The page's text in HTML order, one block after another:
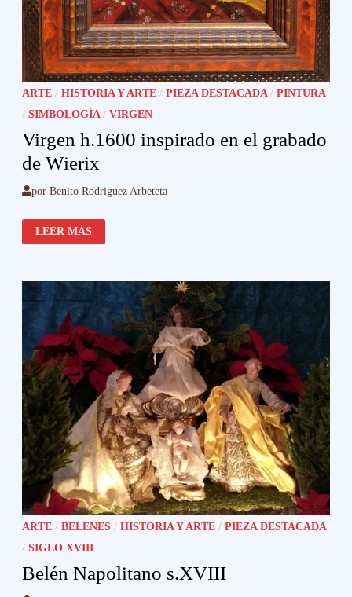
ARTE /HISTORIA Y ARTE /PIEZA DESTACADA /PINTURA
/SIMBOLOGÍA /VIRGEN
Virgen h.1600 inspirado en el grabado
de Wierix
porBenito Rodriguez Arbeteta
VIRGEN
H.1600
INSPIRADO
GRABADO
WIERIX
LEER MÁS
ARTE /BELENES /HISTORIA Y ARTE /PIEZA DESTACADA
/SIGLO XVIII
Belén Napolitano s.XVIII